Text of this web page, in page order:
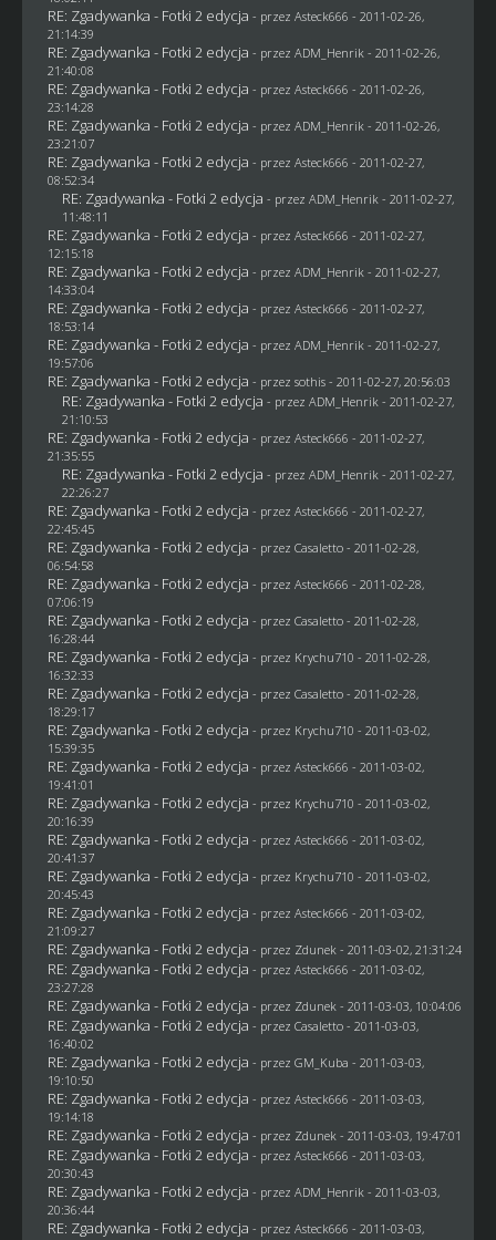
RE: Zgadywanka - Fotki 2 edycja - przez Asteck666 - 2011-02-26,
21:14:39
RE: Zgadywanka - Fotki 2 edycja - przez ADM_Henrik - 2011-02-26,
21:40:08
RE: Zgadywanka - Fotki 2 edycja - przez Asteck666 - 2011-02-26,
23:14:28
RE: Zgadywanka - Fotki 2 edycja - przez ADM_Henrik - 2011-02-26,
23:21:07
RE: Zgadywanka - Fotki 2 edycja - przez Asteck666 - 2011-02-27,
08:52:34
RE: Zgadywanka - Fotki 2 edycja - przez ADM_Henrik - 2011-02-27,
11:48:11
RE: Zgadywanka - Fotki 2 edycja - przez Asteck666 - 2011-02-27,
12:15:18
RE: Zgadywanka - Fotki 2 edycja - przez ADM_Henrik - 2011-02-27,
14:33:04
RE: Zgadywanka - Fotki 2 edycja - przez Asteck666 - 2011-02-27,
18:53:14
RE: Zgadywanka - Fotki 2 edycja - przez ADM_Henrik - 2011-02-27,
19:57:06
RE: Zgadywanka - Fotki 2 edycja - przez sothis- 2011-02-27, 20:56:03
RE: Zgadywanka - Fotki 2 edycja - przez ADM_Henrik - 2011-02-27,
21:10:53
RE: Zgadywanka - Fotki 2 edycja - przez Asteck666 - 2011-02-27,
21:35:55
RE: Zgadywanka - Fotki 2 edycja - przez ADM_Henrik - 2011-02-27,
22:26:27
RE: Zgadywanka - Fotki 2 edycja - przez Asteck666 - 2011-02-27,
22:45:45
RE: Zgadywanka - Fotki 2 edycja - przez Casaletto- 2011-02-28,
06:54:58
RE: Zgadywanka - Fotki 2 edycja - przez Asteck666 - 2011-02-28,
07:06:19
RE: Zgadywanka - Fotki 2 edycja - przez Casaletto- 2011-02-28,
16:28:44
RE: Zgadywanka - Fotki 2 edycja - przez Krychu710 - 2011-02-28,
16:32:33
RE: Zgadywanka - Fotki 2 edycja - przez Casaletto- 2011-02-28,
18:29:17
RE: Zgadywanka - Fotki 2 edycja - przez Krychu710 - 2011-03-02,
15:39:35
RE: Zgadywanka - Fotki 2 edycja - przez Asteck666 - 2011-03-02,
19:41:01
RE: Zgadywanka - Fotki 2 edycja - przez Krychu710 - 2011-03-02,
20:16:39
RE: Zgadywanka - Fotki 2 edycja - przez Asteck666 - 2011-03-02,
20:41:37
RE: Zgadywanka - Fotki 2 edycja - przez Krychu710 - 2011-03-02,
20:45:43
RE: Zgadywanka - Fotki 2 edycja - przez Asteck666 - 2011-03-02,
21:09:27
RE: Zgadywanka - Fotki 2 edycja - przez Zdunek - 2011-03-02, 21:31:24
RE: Zgadywanka - Fotki 2 edycja - przez Asteck666 - 2011-03-02,
23:27:28
RE: Zgadywanka - Fotki 2 edycja - przez Zdunek - 2011-03-03, 10:04:06
RE: Zgadywanka - Fotki 2 edycja - przez Casaletto- 2011-03-03,
16:40:02
RE: Zgadywanka - Fotki 2 edycja - przez GM_Kuba - 2011-03-03,
19:10:50
RE: Zgadywanka - Fotki 2 edycja - przez Asteck666 - 2011-03-03,
19:14:18
RE: Zgadywanka - Fotki 2 edycja - przez Zdunek - 2011-03-03, 19:47:01
RE: Zgadywanka - Fotki 2 edycja - przez Asteck666 - 2011-03-03,
20:30:43
RE: Zgadywanka - Fotki 2 edycja - przez ADM_Henrik - 2011-03-03,
20:36:44
RE: Zgadywanka - Fotki 2 edycja - przez Asteck666 - 2011-03-03,